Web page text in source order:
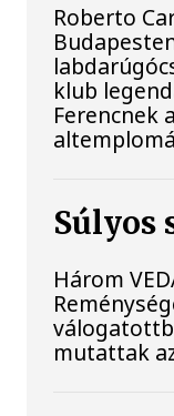
Roberto
klub
Ferencnek
Súlyos
Három
mutattak